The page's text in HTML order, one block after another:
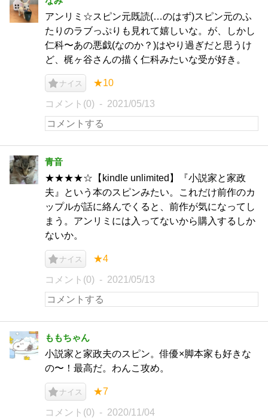
アンリミ☆スピン元既読(…のはず)スピン元のふ
たりのラブっぷりも見れて嬉しいな。が、しかし
仁科〜あの悪戯(なのか？)はやり過ぎだと思うけ
ど、梶ヶ谷さんの描く仁科みたいな受が好き。
ナイス ★10
コメント(0) 2021/05/13
青音
★★★★☆【kindle unlimited】『小説家と家政
夫』という本のスピンみたい。これだけ前作のカ
ップルが話に絡んでくると、前作が気になってし
まう。アンリミには入ってないから購入するしか
ないか。
ナイス ★4
コメント(0) 2021/05/13
ももちゃん
小説家と家政夫のスピン。俳優×脚本家も好きな
の〜！最高だ。わんこ攻め。
ナイス ★7
コメント(0) 2020/11/04